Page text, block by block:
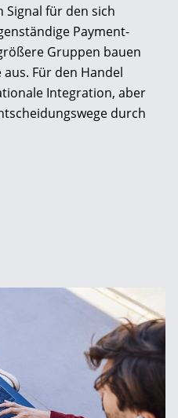
Signal für den sich
Payment-
Gruppen bauen
Für den Handel
Integration, aber
durch